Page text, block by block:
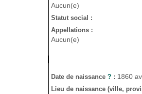
Aucun(e)
Statut social :
Appellations :
Aucun(e)
Date de naissance ? : 1860
Lieu de naissance (ville,